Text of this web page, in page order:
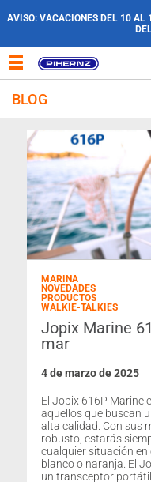
AVISO: VACACIONES DEL 10 AL
BLOG
MARINA
NOVEDADES
PRODUCTOS
WALKIE-TALKIES
Jopix Marine
mar
4 de marzo de 2025
El Jopix 616P Marine
aquellos que buscan
alta calidad. Con sus
robusto, estarás
cualquier situación en
blanco o naranja. El
un transceptor